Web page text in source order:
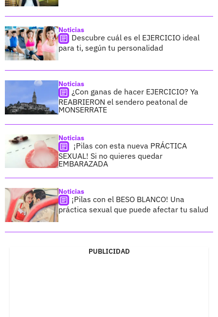
Noticias
Descubre cuál es el EJERCICIO ideal
para ti, según tu personalidad
Noticias
¿Con ganas de hacer EJERCICIO? Ya
REABRIERON el sendero peatonal de
MONSERRATE
Noticias
¡Pilas con esta nueva PRÁCTICA
SEXUAL! Si no quieres quedar
EMBARAZADA
Noticias
¡Pilas con el BESO BLANCO! Una
práctica sexual que puede afectar tu salud
PUBLICIDAD